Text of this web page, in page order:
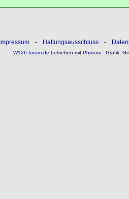
Impressum - Haftungsausschluss -
W126-forum.de betrieben mitPhorum- Grafik,